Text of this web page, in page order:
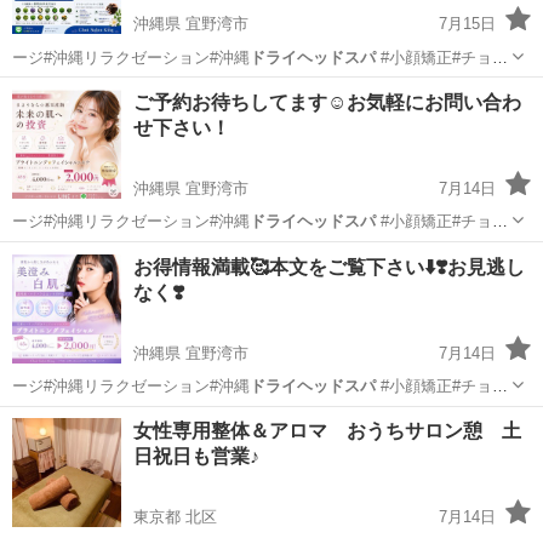
沖縄県 宜野湾市
7月15日
ージ#沖縄リラクゼーション#沖縄 ドライヘッドスパ#小顔矯正#チョイ
サロンキング…
沖縄 宜野湾市 その他
ご予約お待ちしてます☺️お気軽にお問い合わ
せ下さい！
沖縄県 宜野湾市
7月14日
ージ#沖縄リラクゼーション#沖縄ドライヘッドスパ#小顔矯正#チョイ
サロンキング…
沖縄 宜野湾市 その他 小顔
お得情報満載🥰本文をご覧下さい⬇️❣️お見逃し
なく❣️
沖縄県 宜野湾市
7月14日
ージ#沖縄リラクゼーション#沖縄ドライヘッドスパ#小顔矯正#チョイ
サロンキング…
沖縄 宜野湾市 その他
女性専用整体＆アロマ おうちサロン憩 土
日祝日も営業♪
東京都 北区 7月14日